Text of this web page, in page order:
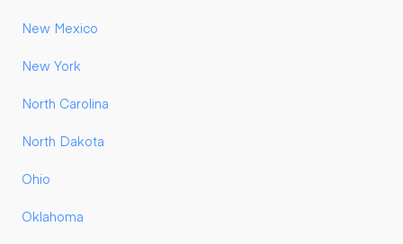
New Mexico
New York
North Carolina
North Dakota
Ohio
Oklahoma